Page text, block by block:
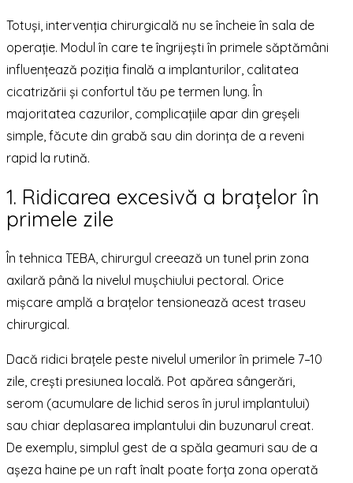
Totuși, intervenția chirurgicală nu se încheie în sala de
operație. Modul în care te îngrijești în primele săptămâni
influențează poziția finală a implanturilor, calitatea
cicatrizării și confortul tău pe termen lung. În
majoritatea cazurilor, complicațiile apar din greșeli
simple, făcute din grabă sau din dorința de a reveni
rapid la rutină.
1. Ridicarea excesivă a brațelor în
primele zile
În tehnica TEBA, chirurgul creează un tunel prin zona
axilară până la nivelul mușchiului pectoral. Orice
mișcare amplă a brațelor tensionează acest traseu
chirurgical.
Dacă ridici brațele peste nivelul umerilor în primele 7–10
zile, crești presiunea locală. Pot apărea sângerări,
serom (acumulare de lichid seros în jurul implantului)
sau chiar deplasarea implantului din buzunarul creat.
De exemplu, simplul gest de a spăla geamuri sau de a
așeza haine pe un raft înalt poate forța zona operată